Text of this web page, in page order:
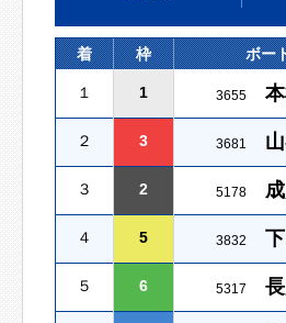
着 枠 ボー
１ 1 3655
２ 3 3681
３ 2 5178
４ 5 3832
５ 6 5317